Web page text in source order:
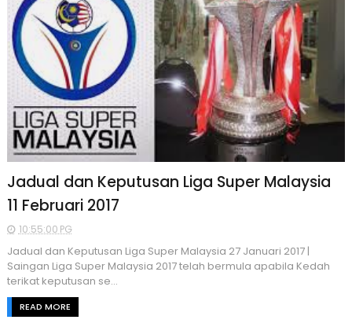
Jadual dan Keputusan Liga Super Malaysia
11 Februari 2017
10:55:00 PG
Jadual dan Keputusan Liga Super Malaysia 27 Januari 2017 |
Saingan Liga Super Malaysia 2017 telah bermula apabila Kedah
terikat keputusan se...
READ MORE